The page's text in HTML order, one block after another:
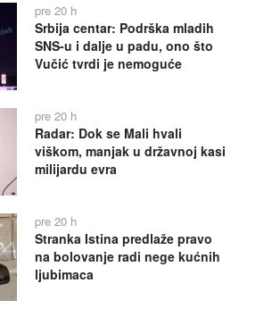
pre 20 h
Srbija centar: Podrška mladih
SNS-u i dalje u padu, ono što
Vučić tvrdi je nemoguće
pre 20 h
Radar: Dok se Mali hvali
viškom, manjak u državnoj kasi
milijardu evra
pre 20 h
Stranka Istina predlaže pravo
na bolovanje radi nege kućnih
ljubimaca